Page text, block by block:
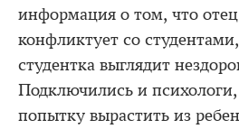
информация о том, что
конфликтует со
студентка выглядит
Подключились и
попытку вырастить из